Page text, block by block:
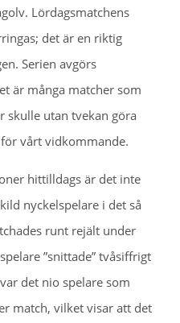
Lördagsmatchens
det är en riktig
Serien avgörs
är många matcher som
skulle utan tvekan göra
vårt vidkommande.
hittilldags är det inte
nyckelspelare i det så
runt rejält under
”snittade” tvåsiffrigt
det nio spelare som
match, vilket visar att det